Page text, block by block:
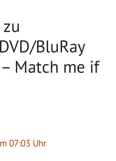
BluRay
Match me if
07:03 Uhr